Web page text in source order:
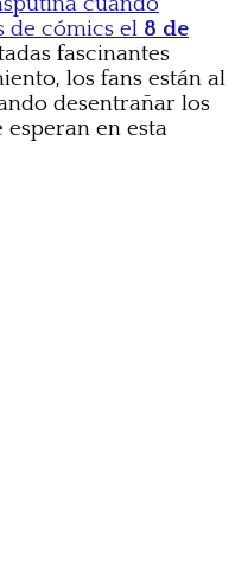
de cómics el 8 de
fascinantes
los fans están al
desentrañar los
en esta